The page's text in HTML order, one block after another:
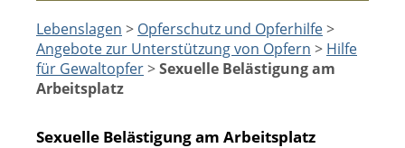
Lebenslagen > Opferschutz und Opferhilfe>
Angebote zur Unterstützung von Opfern > Hilfe
für Gewaltopfer>Sexuelle Belästigung am
Arbeitsplatz
Sexuelle Belästigung am Arbeitsplatz